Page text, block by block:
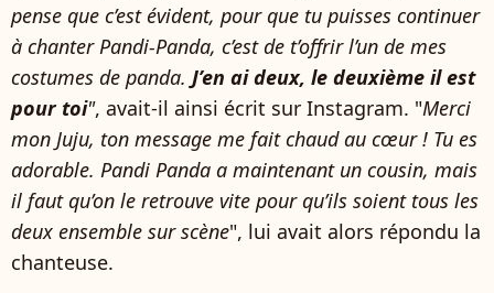
pense que c’est évident, pour que tu puisses continuer
à chanter Pandi-Panda, c’est de t’offrir l’un de mes
costumes de panda. J’en ai deux, le deuxième il est
pour toi", avait-il ainsi écrit sur Instagram. "Merci
mon Juju, ton message me fait chaud au cœur ! Tu es
adorable. Pandi Panda a maintenant un cousin, mais
il faut qu’on le retrouve vite pour qu’ils soient tous les
deux ensemble sur scène", lui avait alors répondu la
chanteuse.